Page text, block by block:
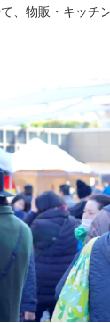
、物販・キッチ